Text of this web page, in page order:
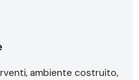
ambiente costruito,